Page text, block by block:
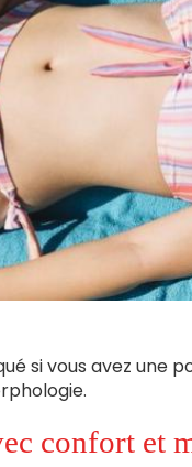
si vous avez une
confort et